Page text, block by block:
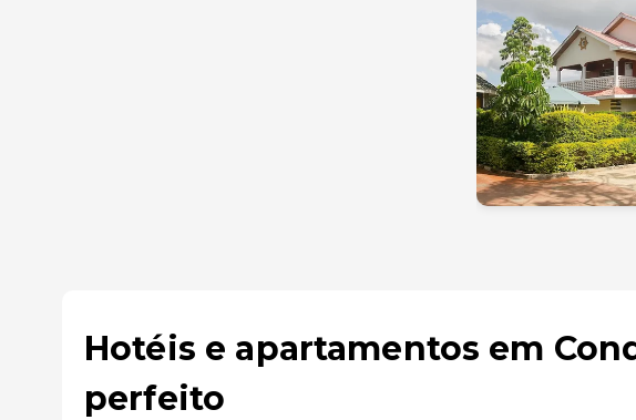
Hotéis e apartamentos em
perfeito